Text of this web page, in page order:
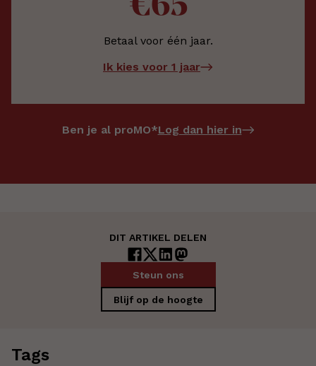
€65
Betaal voor één jaar.
Ik kies voor 1 jaar
Ben je al proMO*Log dan hier in
DIT ARTIKEL DELEN
Steun ons
Blijf op de hoogte
Tags